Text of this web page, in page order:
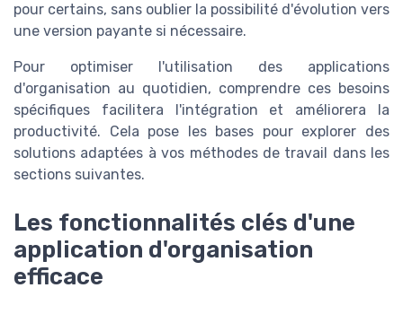
pour certains, sans oublier la possibilité d'évolution vers
une version payante si nécessaire.
Pour optimiser l'utilisation des applications
d'organisation au quotidien, comprendre ces besoins
spécifiques facilitera l'intégration et améliorera la
productivité. Cela pose les bases pour explorer des
solutions adaptées à vos méthodes de travail dans les
sections suivantes.
Les fonctionnalités clés d'une
application d'organisation
efficace